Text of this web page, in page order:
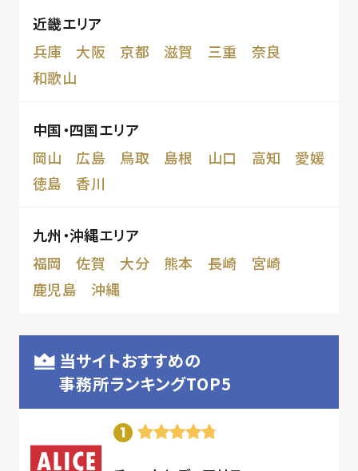
近畿エリア
兵庫
大阪 京都 滋賀 三重
奈良
和歌山
中国・四国エリア
岡山
広島 鳥取 島根 山口 高知
愛媛
徳島
香川
九州・沖縄エリア
福岡
佐賀 大分 熊本 長崎
宮崎
鹿児島
沖縄
当サイトおすすめの
事務所ランキングTOP5